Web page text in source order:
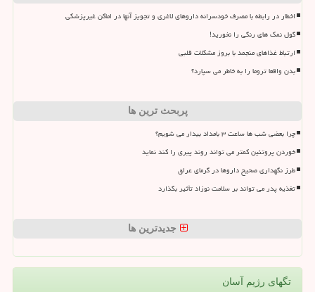
اخطار در رابطه با مصرف خودسرانه داروهای لاغری و تجویز آنها در اماکن غیرپزشکی
گول نمک های رنگی را نخورید!
ارتباط غذاهای منجمد با بروز مشکلات قلبی
بدن واقعا تروما را به خاطر می سپارد؟
پربحث ترین ها
چرا بعضی شب ها ساعت ۳ بامداد بیدار می شویم؟
خوردن پروتئین کمتر می تواند روند پیری را کند نماید
طرز نگهداری صحیح داروها در گرمای عراق
تغذیه پدر می تواند بر سلامت نوزاد تأثیر بگذارد
جدیدترین ها
تگهای رژیم آسان